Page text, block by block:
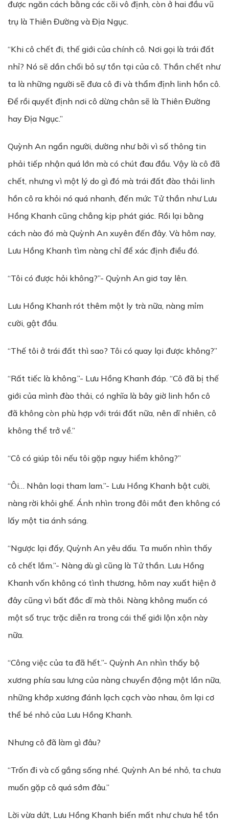
được ngăn cách bằng các cõi vô định, còn ở hai đầu vũ
trụ là Thiên Đường và Địa Ngục.
“Khi cô chết đi, thế giới của chính cô. Nơi gọi là trái đất
nhỉ? Nó sẽ dần chối bỏ sự tồn tại của cô. Thần chết như
ta là những người sẽ đưa cô đi và thẩm định linh hồn cô.
Để rồi quyết định nơi cô dừng chân sẽ là Thiên Đường
hay Địa Ngục.”
Quỳnh An ngẩn người, dường như bởi vì số thông tin
phải tiếp nhận quá lớn mà có chút đau đầu. Vậy là cô đã
chết, nhưng vì một lý do gì đó mà trái đất đào thải linh
hồn cô ra khỏi nó quá nhanh, đến mức Tử thần như Lưu
Hồng Khanh cũng chẳng kịp phát giác. Rồi lại bằng
cách nào đó mà Quỳnh An xuyên đến đây. Và hôm nay,
Lưu Hồng Khanh tìm nàng chỉ để xác định điều đó.
“Tôi có được hỏi không?”- Quỳnh An giơ tay lên.
Lưu Hồng Khanh rót thêm một ly trà nữa, nàng mỉm
cười, gật đầu.
“Thế tôi ở trái đất thì sao? Tôi có quay lại được không?”
“Rất tiếc là không.”- Lưu Hồng Khanh đáp. “Cô đã bị thế
giới của mình đào thải, có nghĩa là bây giờ linh hồn cô
đã không còn phù hợp với trái đất nữa, nên dĩ nhiên, cô
không thể trở về.”
“Cô có giúp tôi nếu tôi gặp nguy hiểm không?”
“Ôi… Nhân loại tham lam.”- Lưu Hồng Khanh bật cười,
nàng rời khỏi ghế. Ánh nhìn trong đôi mắt đen không có
lấy một tia ánh sáng.
“Ngược lại đấy, Quỳnh An yêu dấu. Ta muốn nhìn thấy
cô chết lắm.”- Nàng dù gì cũng là Tử thần. Lưu Hồng
Khanh vốn không có tình thương, hôm nay xuất hiện ở
đây cũng vì bất đắc dĩ mà thôi. Nàng không muốn có
một số trục trặc diễn ra trong cái thế giới lộn xộn này
nữa.
“Công việc của ta đã hết.”- Quỳnh An nhìn thấy bộ
xương phía sau lưng của nàng chuyển động một lần nữa,
những khớp xương đánh lạch cạch vào nhau, ôm lại cơ
thể bé nhỏ của Lưu Hồng Khanh.
Nhưng cô đã làm gì đâu?
“Trốn đi và cố gắng sống nhé. Quỳnh An bé nhỏ, ta chưa
muốn gặp cô quá sớm đâu.”
Lời vừa dứt, Lưu Hồng Khanh biến mất như chưa hề tồn